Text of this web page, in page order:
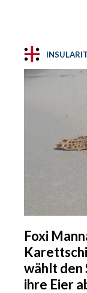
Foxi
wählt den
ihre Eier